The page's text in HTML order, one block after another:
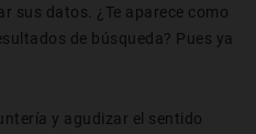
sus datos. ¿Te aparece como
de búsqueda? Pues ya
y agudizar el sentido